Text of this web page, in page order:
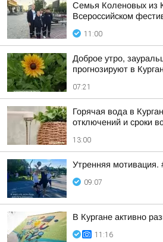
Семья Коленовых из
Всероссийском
11:00
Доброе утро,
прогнозируют в
07:21
Горячая вода в
отключений и сроки
13:00
Утренняя мотивация.
09:07
В Кургане активно
11:16